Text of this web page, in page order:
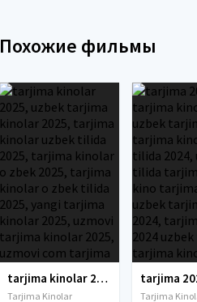
Похожие фильмы
tarjima kinolar 2025, uzbek tarjima kinolar 2025, tarjima kinolar uzbek tilida 2025, tarjima kinolar o zbek 2025, tarjima kinolar o zbek tilida 2025, yangi tarjima kinolar 2025, uzmovi tarjima kinolar 2025, uzmovi com tarjima kinolar 2025, uzbekcha t
Tarjima Kinolar Tarjima